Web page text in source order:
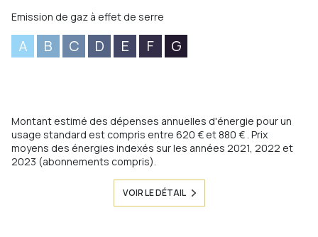
Emission de gaz à effet de serre
A B C D E F G
Montant estimé des dépenses annuelles d'énergie pour un
usage standard est compris entre 620 € et 880 € . Prix
moyens des énergies indexés sur les années 2021, 2022 et
2023 (abonnements compris).
VOIR LE DÉTAIL